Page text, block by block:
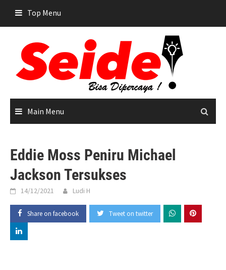
content
Top Menu
Main Menu
Eddie Moss Peniru Michael
Jackson Tersukses
14/12/2021 Ludi H
Share on facebook Tweet on twitter